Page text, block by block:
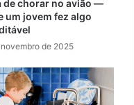
de chorar no avião —
um jovem fez algo
de 2025